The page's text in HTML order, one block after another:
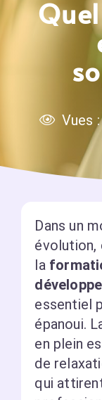
Vues
Dans un
évolution,
la
essentiel
épanoui.
en plein
de
qui